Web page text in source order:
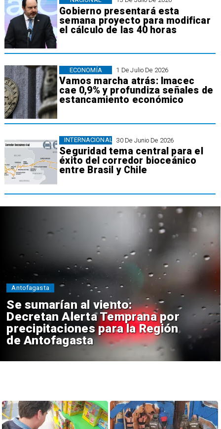
Gobierno presentará esta
semana proyecto para modificar
el cálculo de las 40 horas
1 De Julio De 2026
Vamos marcha atrás: Imacec
cae 0,9% y profundiza señales de
estancamiento económico
ECONOMÍA
30 De Junio De 2026
Seguridad tema central para el
éxito del corredor bioceánico
entre Brasil y Chile
INTERNACIONAL
Tres detenidos: Cámaras
detectan presunta venta de
drogas desde ruco en
Antofagasta
Policial